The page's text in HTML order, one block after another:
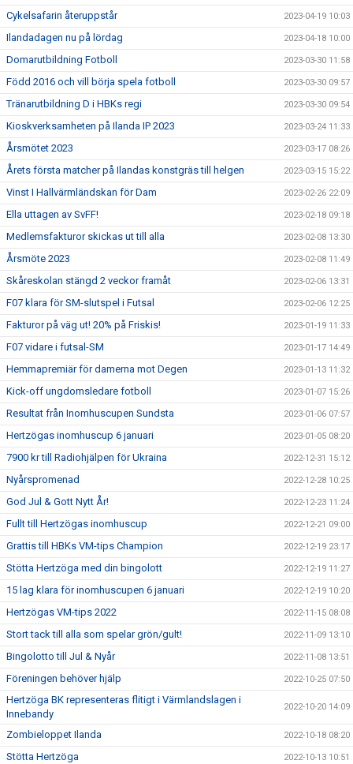
Cykelsafarin återuppstår 2023-04-19 10:03
Ilandadagen nu på lördag 2023-04-18 10:00
Domarutbildning Fotboll 2023-03-30 11:58
Född 2016 och vill börja spela fotboll 2023-03-30 09:57
Tränarutbildning D i HBKs regi 2023-03-30 09:54
Kioskverksamheten på Ilanda IP 2023 2023-03-24 11:33
Årsmötet 2023 2023-03-17 08:26
Årets första matcher på Ilandas konstgräs till helgen 2023-03-15 15:22
Vinst I Hallvärmländskan för Dam 2023-02-26 22:09
Ella uttagen av SvFF! 2023-02-18 09:18
Medlemsfakturor skickas ut till alla 2023-02-08 13:30
Årsmöte 2023 2023-02-08 11:49
Skåreskolan stängd 2 veckor framåt 2023-02-06 13:31
F07 klara för SM-slutspel i Futsal 2023-02-06 12:25
Fakturor på väg ut! 20% på Friskis! 2023-01-19 11:33
F07 vidare i futsal-SM 2023-01-17 14:49
Hemmapremiär för damerna mot Degen 2023-01-13 11:32
Kick-off ungdomsledare fotboll 2023-01-07 15:26
Resultat från Inomhuscupen Sundsta 2023-01-06 07:57
Hertzögas inomhuscup 6 januari 2023-01-05 08:20
7900 kr till Radiohjälpen för Ukraina 2022-12-31 15:12
Nyårspromenad 2022-12-28 10:25
God Jul & Gott Nytt År! 2022-12-23 11:24
Fullt till Hertzögas inomhuscup 2022-12-21 09:00
Grattis till HBKs VM-tips Champion 2022-12-19 23:17
Stötta Hertzöga med din bingolott 2022-12-19 11:27
15 lag klara för inomhuscupen 6 januari 2022-12-19 10:20
Hertzögas VM-tips 2022 2022-11-15 08:08
Stort tack till alla som spelar grön/gult! 2022-11-09 13:10
Bingolotto till Jul & Nyår 2022-11-08 13:51
Föreningen behöver hjälp 2022-10-25 07:50
Hertzöga BK representeras flitigt i Värmlandslagen i
Innebandy
2022-10-20 14:09
Zombieloppet Ilanda 2022-10-18 08:20
Stötta Hertzöga 2022-10-13 10:51